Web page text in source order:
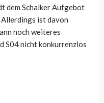
dem Schalker Aufgebot
ist davon
noch weiteres
S04 nicht konkurrenzlos